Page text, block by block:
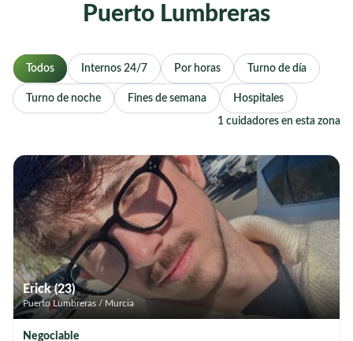
Puerto Lumbreras
Todos Internos 24/7 Por horas Turno de día
Turno de noche Fines de semana Hospitales
1 cuidadores en esta zona
Erick (23)
Puerto Lumbreras / Murcia
Negociable